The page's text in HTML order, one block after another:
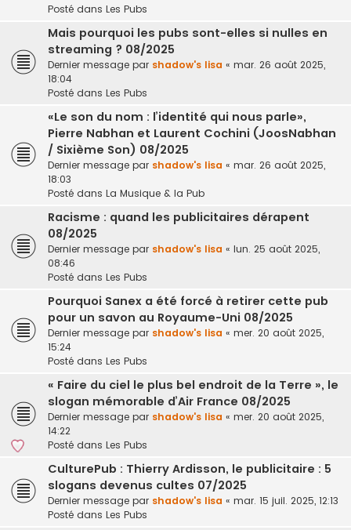
Posté dans Les Pubs
Mais pourquoi les pubs sont-elles si nulles en
streaming ? 08/2025
Dernier message par shadow's lisa « mar. 26 août 2025,
18:04
Posté dans Les Pubs
«Le son du nom : l’identité qui nous parle»,
Pierre Nabhan et Laurent Cochini (JoosNabhan
/ Sixième Son) 08/2025
Dernier message par shadow's lisa « mar. 26 août 2025,
18:03
Posté dans La Musique & la Pub
Racisme : quand les publicitaires dérapent
08/2025
Dernier message par shadow's lisa « lun. 25 août 2025,
08:46
Posté dans Les Pubs
Pourquoi Sanex a été forcé à retirer cette pub
pour un savon au Royaume-Uni 08/2025
Dernier message par shadow's lisa « mer. 20 août 2025,
15:24
Posté dans Les Pubs
« Faire du ciel le plus bel endroit de la Terre », le
slogan mémorable d’Air France 08/2025
Dernier message par shadow's lisa « mer. 20 août 2025,
14:22
Posté dans Les Pubs
CulturePub : Thierry Ardisson, le publicitaire : 5
slogans devenus cultes 07/2025
Dernier message par shadow's lisa « mar. 15 juil. 2025, 12:13
Posté dans Les Pubs